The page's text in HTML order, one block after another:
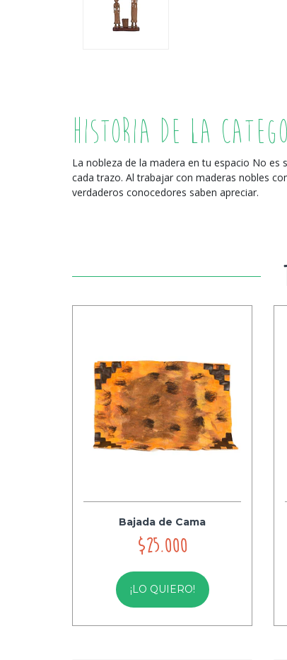
Historia de la
La nobleza de la madera en tu espacio No
cada trazo. Al trabajar con maderas nobles
verdaderos conocedores saben apreciar.
Bajada de Cama
$25.000
¡LO QUIERO!